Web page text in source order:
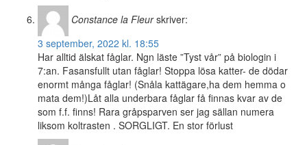
Constance la Fleur skriver:
3 september, 2022 kl. 18:55
Har alltid älskat fåglar. Ngn läste ”Tyst vår” på biologin i
7:an. Fasansfullt utan fåglar! Stoppa lösa katter- de dödar
enormt många fåglar! (Snåla kattägare,ha dem hemma o
mata dem!)Låt alla underbara fåglar få finnas kvar av de
som f.f. finns! Rara gråpsparven ser jag sällan numera
liksom koltrasten . SORGLIGT. En stor förlust